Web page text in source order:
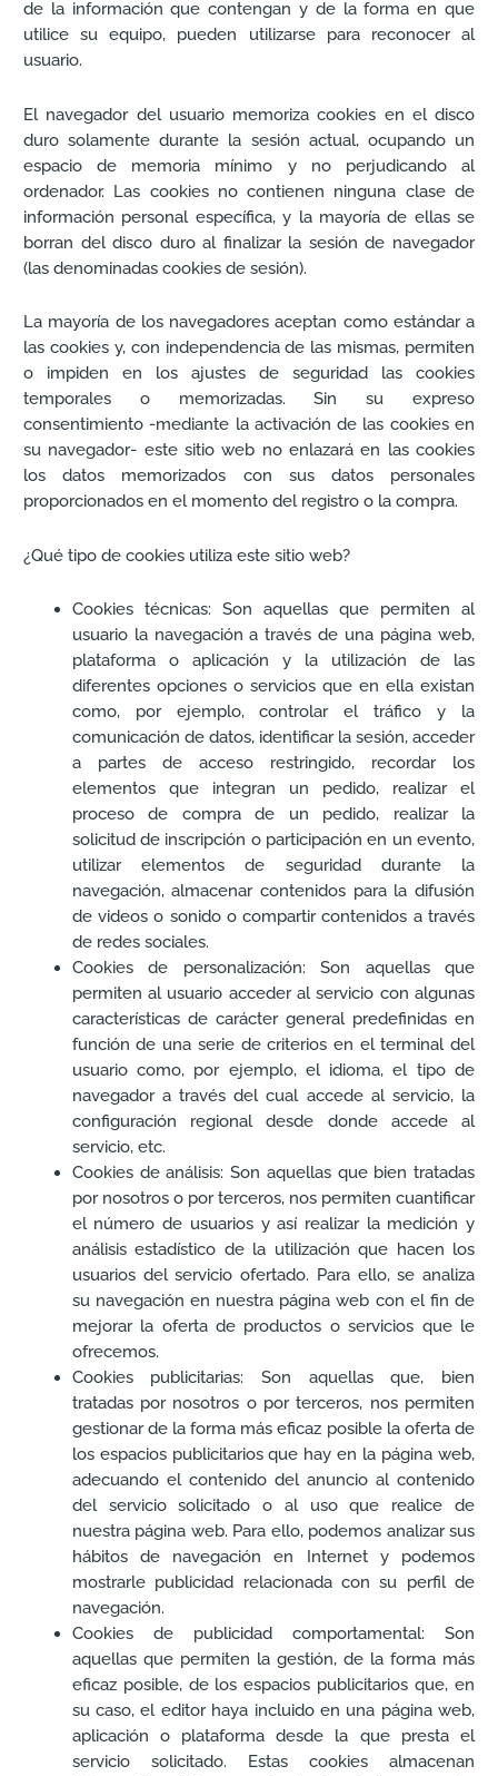
de la información que contengan y de la forma en que
utilice su equipo, pueden utilizarse para reconocer al
usuario.
El navegador del usuario memoriza cookies en el disco
duro solamente durante la sesión actual, ocupando un
espacio de memoria mínimo y no perjudicando al
ordenador. Las cookies no contienen ninguna clase de
información personal específica, y la mayoría de ellas se
borran del disco duro al finalizar la sesión de navegador
(las denominadas cookies de sesión).
La mayoría de los navegadores aceptan como estándar a
las cookies y, con independencia de las mismas, permiten
o impiden en los ajustes de seguridad las cookies
temporales o memorizadas. Sin su expreso
consentimiento -mediante la activación de las cookies en
su navegador- este sitio web no enlazará en las cookies
los datos memorizados con sus datos personales
proporcionados en el momento del registro o la compra.
¿Qué tipo de cookies utiliza este sitio web?
Cookies técnicas: Son aquellas que permiten al
usuario la navegación a través de una página web,
plataforma o aplicación y la utilización de las
diferentes opciones o servicios que en ella existan
como, por ejemplo, controlar el tráfico y la
comunicación de datos, identificar la sesión, acceder
a partes de acceso restringido, recordar los
elementos que integran un pedido, realizar el
proceso de compra de un pedido, realizar la
solicitud de inscripción o participación en un evento,
utilizar elementos de seguridad durante la
navegación, almacenar contenidos para la difusión
de videos o sonido o compartir contenidos a través
de redes sociales.
Cookies de personalización: Son aquellas que
permiten al usuario acceder al servicio con algunas
características de carácter general predefinidas en
función de una serie de criterios en el terminal del
usuario como, por ejemplo, el idioma, el tipo de
navegador a través del cual accede al servicio, la
configuración regional desde donde accede al
servicio, etc.
Cookies de análisis: Son aquellas que bien tratadas
por nosotros o por terceros, nos permiten cuantificar
el número de usuarios y así realizar la medición y
análisis estadístico de la utilización que hacen los
usuarios del servicio ofertado. Para ello, se analiza
su navegación en nuestra página web con el fin de
mejorar la oferta de productos o servicios que le
ofrecemos.
Cookies publicitarias: Son aquellas que, bien
tratadas por nosotros o por terceros, nos permiten
gestionar de la forma más eficaz posible la oferta de
los espacios publicitarios que hay en la página web,
adecuando el contenido del anuncio al contenido
del servicio solicitado o al uso que realice de
nuestra página web. Para ello, podemos analizar sus
hábitos de navegación en Internet y podemos
mostrarle publicidad relacionada con su perfil de
navegación.
Cookies de publicidad comportamental: Son
aquellas que permiten la gestión, de la forma más
eficaz posible, de los espacios publicitarios que, en
su caso, el editor haya incluido en una página web,
aplicación o plataforma desde la que presta el
servicio solicitado. Estas cookies almacenan